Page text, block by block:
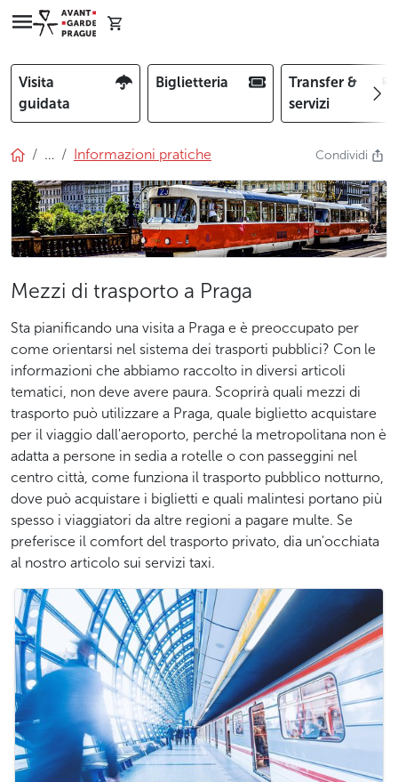
Visita
guidata
Biglietteria
Transfer &
servizi
… Informazioni pratiche Condividi
Mezzi di trasporto a Praga
Sta pianificando una visita a Praga e è preoccupato per
come orientarsi nel sistema dei trasporti pubblici? Con le
informazioni che abbiamo raccolto in diversi articoli
tematici, non deve avere paura. Scoprirà quali mezzi di
trasporto può utilizzare a Praga, quale biglietto acquistare
per il viaggio dall'aeroporto, perché la metropolitana non è
adatta a persone in sedia a rotelle o con passeggini nel
centro città, come funziona il trasporto pubblico notturno,
dove può acquistare i biglietti e quali malintesi portano più
spesso i viaggiatori da altre regioni a pagare multe. Se
preferisce il comfort del trasporto privato, dia un'occhiata
al nostro articolo sui servizi taxi.